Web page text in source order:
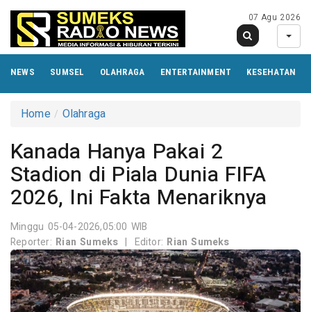
07 Agu 2026
NEWS SUMSEL OLAHRAGA ENTERTAINMENT KESEHATAN
Home Olahraga
Kanada Hanya Pakai 2
Stadion di Piala Dunia FIFA
2026, Ini Fakta Menariknya
Minggu 05-04-2026,05:00 WIB
Reporter: Rian Sumeks | Editor: Rian Sumeks